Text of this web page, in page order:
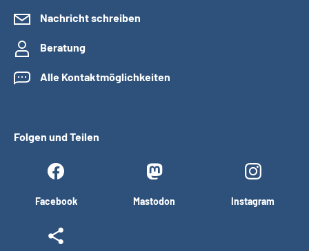
Nachricht schreiben
Beratung
Alle Kontaktmöglichkeiten
Folgen und Teilen
Facebook Mastodon Instagram